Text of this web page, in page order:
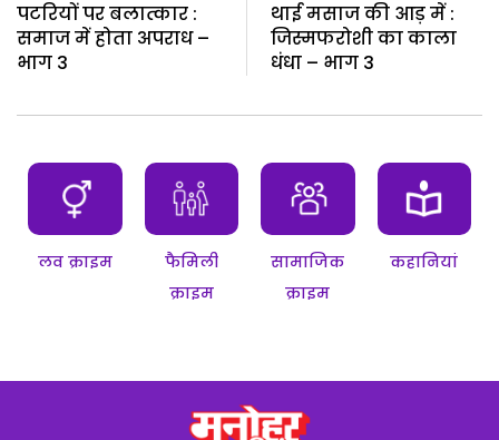
पटरियों पर बलात्कार :
समाज में होता अपराध –
भाग 3
थाई मसाज की आड़ में :
जिस्मफरोशी का काला
धंधा – भाग 3
लव क्राइम
फैमिली
क्राइम
सामाजिक
क्राइम
कहानियां